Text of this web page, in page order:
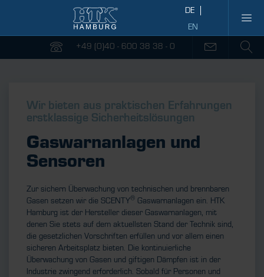
+49 (0)40 - 600 38 38 - 0
Wir bieten aus praktischen Erfahrungen
erstklassige Sicherheitslösungen
Gaswarnanlagen und
Sensoren
Zur sichern Überwachung von technischen und brennbaren
Gasen setzen wir die SCENTY® Gaswarnanlagen ein. HTK
Hamburg ist der Hersteller dieser Gaswarnanlagen, mit
denen Sie stets auf dem aktuellsten Stand der Technik sind,
die gesetzlichen Vorschriften erfüllen und vor allem einen
sicheren Arbeitsplatz bieten. Die kontinuierliche
Überwachung von Gasen und giftigen Dämpfen ist in der
Industrie zwingend erforderlich. Sobald für Personen und